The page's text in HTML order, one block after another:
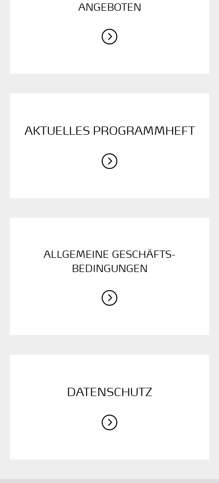
ANGEBOTEN
AKTUELLES ­PROGRAMMHEFT
ALLGEMEINE GESCHÄFTS­
BEDINGUNGEN
DATENSCHUTZ